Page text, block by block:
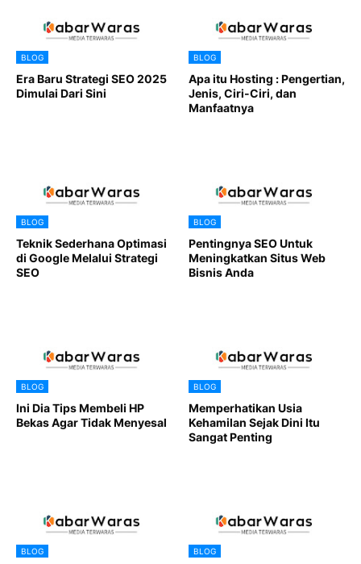
BLOG
Era Baru Strategi SEO 2025
Dimulai Dari Sini
BLOG
Apa itu Hosting : Pengertian,
Jenis, Ciri-Ciri, dan
Manfaatnya
BLOG
Teknik Sederhana Optimasi
di Google Melalui Strategi
SEO
BLOG
Pentingnya SEO Untuk
Meningkatkan Situs Web
Bisnis Anda
BLOG
Ini Dia Tips Membeli HP
Bekas Agar Tidak Menyesal
BLOG
Memperhatikan Usia
Kehamilan Sejak Dini Itu
Sangat Penting
BLOG BLOG